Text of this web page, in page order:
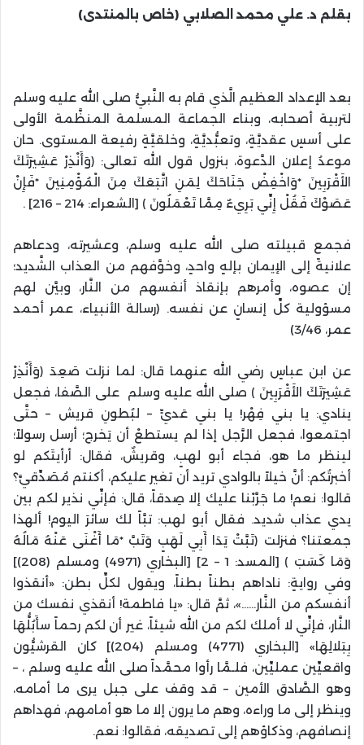
بقلم د. علي محمد الصلابي (خاص بالمنتدى)
بعد الإعداد العظيم الَّذي قام به النَّبيُّ صلى الله عليه وسلم
لتربية أصحابه، وبناء الجماعة المسلمة المنظَّمة الأولى
على أسسٍ عقديَّةٍ، وتعبُّديَّةٍ، وخلقيَّةٍ رفيعة المستوى. حان
موعدُ إعلان الدَّعوة، بنزول قول الله تعالى: ﴿وَأَنْذِرْ عَشِيرَتَكَ
الأَقْرَبِينَ *وَاخْفِضْ جَنَاحَكَ لِمَنِ اتَّبَعَكَ مِنَ الْمُؤْمِنِينَ *فَإِنْ
عَصَوْكَ فَقُلْ إِنِّي بَرِيءٌ مِمَّا تَعْمَلُونَ ﴾ [الشعراء: 214 – 216] .
فجمع قبيلته صلى الله عليه وسلم، وعشيرته، ودعاهم
علانيةً إلى الإيمان بإلهٍ واحدٍ، وخوَّفهم من العذاب الشَّديد؛
إن عصوه، وأمرهم بإنقاذ أنفسهم من النَّار، وبيَّن لهم
مسؤولية كلِّ إنسانٍ عن نفسه. (رسالة الأنبياء، عمر أحمد
عمر، 3/46)
عن ابن عباسٍ رضي الله عنهما قال: لما نزلت صَعِدَ ﴿وَأَنْذِرْ
عَشِيرَتَكَ الأَقْرَبِينَ ﴾ صلى الله عليه وسلم على الصَّفا، فجعل
ينادي: يا بني فِهْر! يا بني عَديٍّ – لبُطونِ قريش – حتَّى
اجتمعوا، فجعل الرَّجل إذا لم يستطعْ أن يَخرج؛ أرسل رسولاً؛
لينظر ما هو، فجاء أبو لهبٍ، وقريشٌ، فقال: أرأيتَكم لو
أخبرتُكم: أنَّ خيلاً بالوادي تريد أن تغير عليكم، أكنتم مُصَدِّقيَّ؟
قالوا: نعم! ما جَرَّبْنا عليك إلا صِدقاً، قال: فإنِّي نذير لكم بين
يدي عذاب شديد. فقال أبو لهب: تبَّاً لك سائرَ اليوم! ألهذا
جمعتنا؟ فنزلت ﴿تَبَّتْ يَدَا أَبِي لَهَبٍ وَتَبَّ *مَا أَغْنَى عَنْهُ مَالُهُ
وَمَا كَسَبَ ﴾ [المسد: 1 – 2] [البخاري (4971) ومسلم (208)]
وفي روايةٍ: ناداهم بطناً بطناً، ويقول لكلِّ بطن: «أنقذوا
أنفسكم من النَّار……»، ثمَّ قال: «يا فاطمة! أنقذي نفسك من
النَّار، فإنِّي لا أملك لكم من الله شيئاً، غير أن لكم رحماً سأَبُلُّهَا
بِبَلالِهَا» [البخاري (4771) ومسلم (204)] كان القرشيُّون
واقعيِّين عمليِّين، فلـمَّا رأوا محمَّداً صلى الله عليه وسلم ، –
وهو الصَّادق الأمين – قد وقف على جبل يرى ما أمامه،
وينظر إلى ما وراءه، وهم ما يرون إلا ما هو أمامهم، فهداهم
إنصافهم، وذكاؤهم إلى تصديقه، فقالوا: نعم.